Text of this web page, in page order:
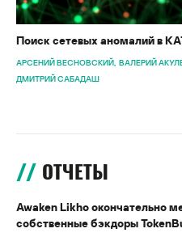
Поиск сетевых аномалий в
АРСЕНИЙ ВЕСНОВСКИЙ ВАЛЕРИЙ
ДМИТРИЙ САБАДАШ
ОТЧЕТЫ
Awaken Likho окончательно
собственные бэкдоры